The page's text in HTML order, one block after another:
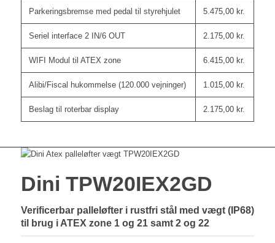
Parkeringsbremse med pedal til styrehjulet 5.475,00 kr.
Seriel interface 2 IN/6 OUT 2.175,00 kr.
WIFI Modul til ATEX zone 6.415,00 kr.
Alibi/Fiscal hukommelse (120.000 vejninger) 1.015,00 kr.
Beslag til roterbar display 2.175,00 kr.
Dini TPW20IEX2GD
Verificerbar palleløfter i rustfri stål med vægt (IP68)
til brug i ATEX zone 1 og 21 samt 2 og 22